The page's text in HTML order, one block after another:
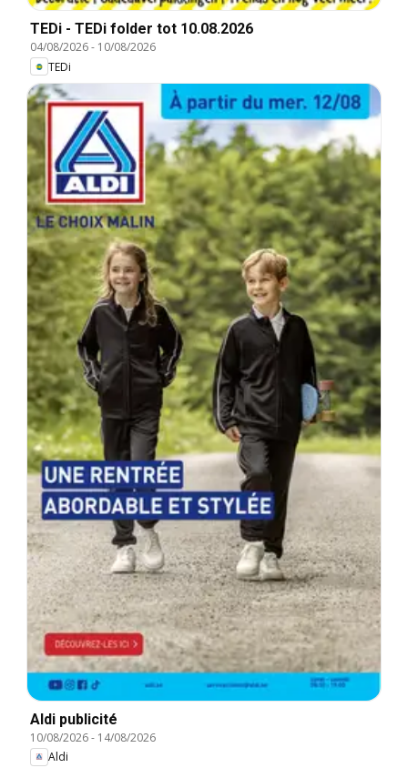
TEDi - TEDi folder tot 10.08.2026
04/08/2026- 10/08/2026
TEDi
Aldi publicité
10/08/2026- 14/08/2026
Aldi